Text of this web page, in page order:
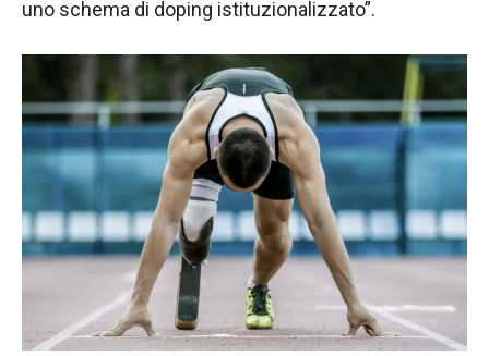
uno schema di doping istituzionalizzato”.